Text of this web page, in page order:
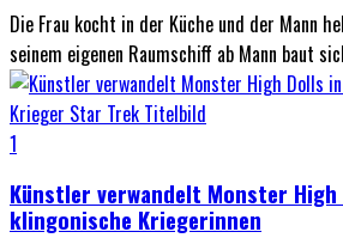
Die Frau kocht in der Küche und der Mann
seinem eigenen Raumschiff ab Mann baut
1
Künstler verwandelt Monster
klingonische Kriegerinnen